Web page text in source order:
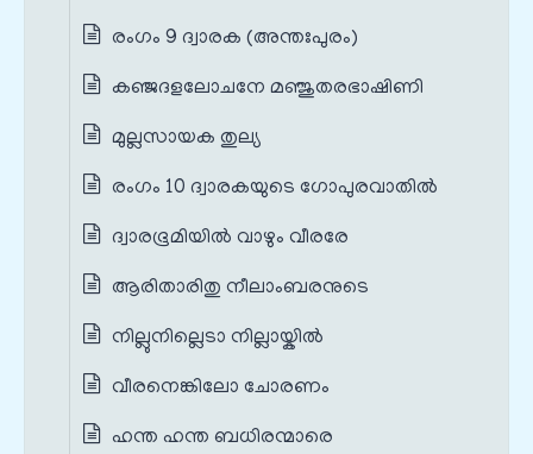
രംഗം 9 ദ്വാരക (അന്തഃപുരം)
കഞ്ജദളലോചനേ മഞ്ജുതരഭാഷിണി
മുല്ലസായക തുല്യ
രംഗം 10 ദ്വാരകയുടെ ഗോപുരവാതിൽ
ദ്വാരഭൂമിയിൽ വാഴും വീരരേ
ആരിതാരിതു നീലാംബരനുടെ
നില്ലുനില്ലെടാ നില്ലായ്കിൽ
വീരനെങ്കിലോ ചോരണം
ഹന്ത ഹന്ത ബധിരന്മാരെ